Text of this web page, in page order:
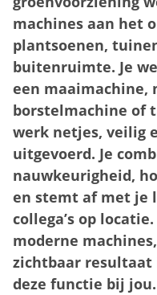
machines aan het
plantsoenen,
buitenruimte. Je
een maaimachine,
borstelmachine of
werk netjes, veilig
uitgevoerd. Je
nauwkeurigheid,
en stemt af met je
collega’s op
moderne
zichtbaar resultaat
deze functie bij jou.